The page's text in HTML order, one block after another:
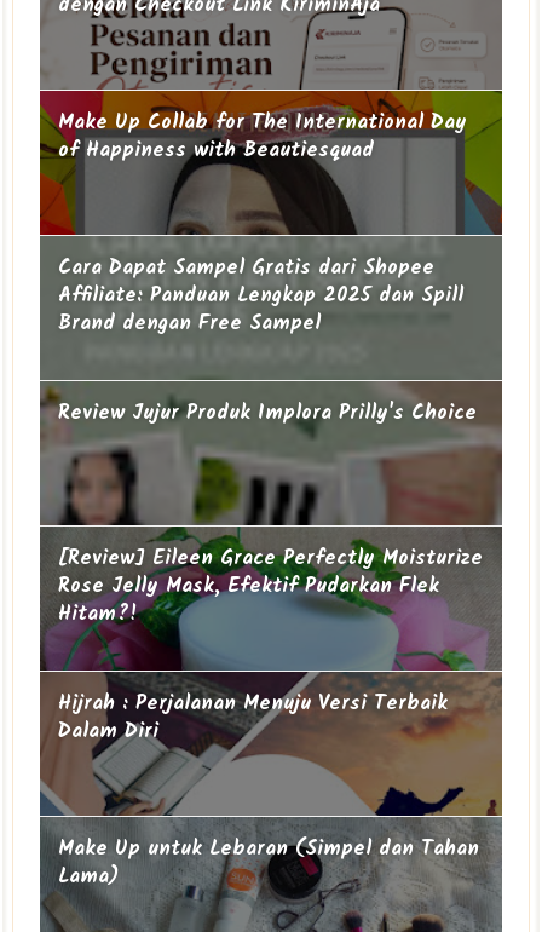
Make Up Collab for The International Day
of Happiness with Beautiesquad
Cara Dapat Sampel Gratis dari Shopee
Affiliate: Panduan Lengkap 2025 dan Spill
Brand dengan Free Sampel
Review Jujur Produk Implora Prilly's Choice
[Review] Eileen Grace Perfectly Moisturize
Rose Jelly Mask, Efektif Pudarkan Flek
Hitam?!
Hijrah : Perjalanan Menuju Versi Terbaik
Dalam Diri
Make Up untuk Lebaran (Simpel dan Tahan
Lama)